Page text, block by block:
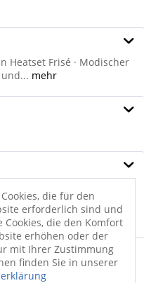
Heatset Frisé · Modischer
mehr
die für den
erforderlich sind und
die den Komfort
erhöhen oder der
mit Ihrer Zustimmung
finden Sie in unserer